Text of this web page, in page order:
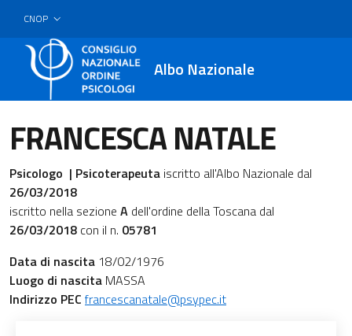
CNOP
Albo Nazionale
FRANCESCA NATALE
Psicologo | Psicoterapeuta iscritto all'Albo Nazionale dal
26/03/2018
iscritto nella sezione A dell'ordine della Toscana dal
26/03/2018 con il n. 05781
Data di nascita 18/02/1976
Luogo di nascita MASSA
Indirizzo PEC francescanatale@psypec.it